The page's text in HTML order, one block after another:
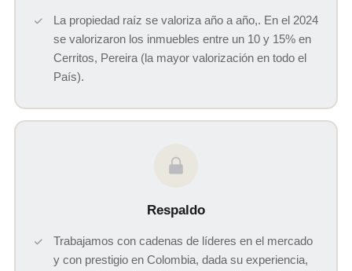
La propiedad raíz se valoriza año a año,. En el 2024
se valorizaron los inmuebles entre un 10 y 15% en
Cerritos, Pereira (la mayor valorización en todo el
País).
Respaldo
Trabajamos con cadenas de líderes en el mercado
y con prestigio en Colombia, dada su experiencia,